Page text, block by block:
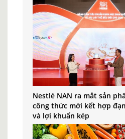
Nestlé NAN ra mắt sản
công thức mới kết hợp
và lợi khuẩn kép